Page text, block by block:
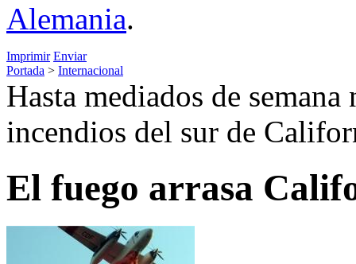
Alemania.
Imprimir Enviar
Portada > Internacional
Hasta mediados de
incendios del sur de
El fuego arrasa